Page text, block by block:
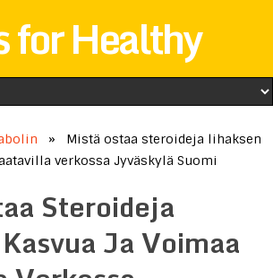
for Healthy
» Mistä ostaa steroideja lihaksen
verkossa Jyväskylä Suomi
Steroideja
Ja Voimaa